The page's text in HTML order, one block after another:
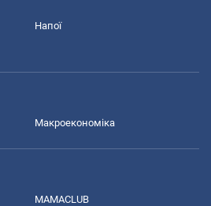
Напої
Макроекономіка
MAMACLUB